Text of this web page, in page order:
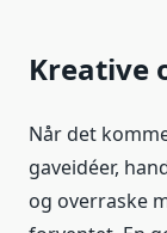
Kreative
Når det
gaveidéer,
og overraske